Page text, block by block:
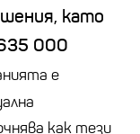
като
000
е
как тези